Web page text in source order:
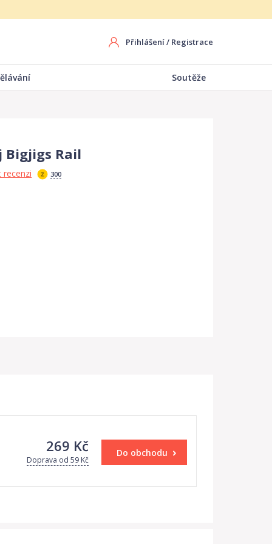
Přihlášení/ Registrace
Soutěže
Bigjigs Rail
recenzi 300
269 Kč
Doprava od 59 Kč
Do obchodu